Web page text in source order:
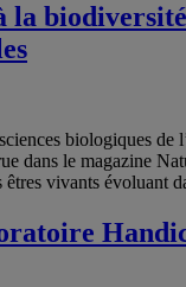
biologiques
dans le magazine
vivants évoluant